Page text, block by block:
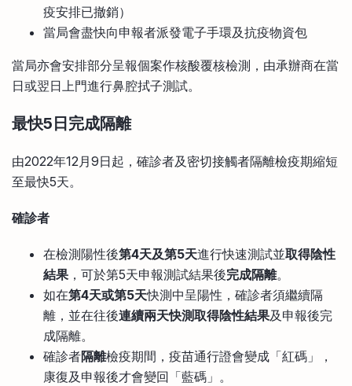
疫安排已撤銷）
當局會盡快向申報者派發電子手環及抗疫物資包
當局亦會安排部分呈報個案作核酸覆核檢測，由承辦商在當
日或翌日上門進行鼻腔拭子測試。
最快5日完成隔離
由2022年12月9日起，確診者及密切接觸者隔離檢疫期縮短
至最快5天。
確診者
在檢測陽性後第4天及第5天進行快速測試並取得陰性
結果 ，可於第5天申報測試結果後完成隔離。
如在第4天或第5天快測中呈陽性，確診者須繼續隔
離，並在往後連續兩天快測取得陰性結果及申報後完
成隔離。
確診者隔離檢疫期間，疫苗通行證會變成「紅碼」，
康復及申報後才會變回「藍碼」。